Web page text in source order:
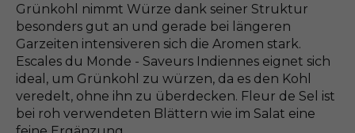
Grünkohl nimmt Würze dank seiner Struktur
besonders gut an und gerade bei längeren
Garzeiten intensiveren sich die Aromen stark.
Escales du Monde - Saveurs Indiennes eignet sich
ideal, um Grünkohl zu würzen, da es den Kohl
veredelt, ohne ihn zu überdecken. Fleur de Sel ist
bei roh verwendeten Blättern wie im Salat eine